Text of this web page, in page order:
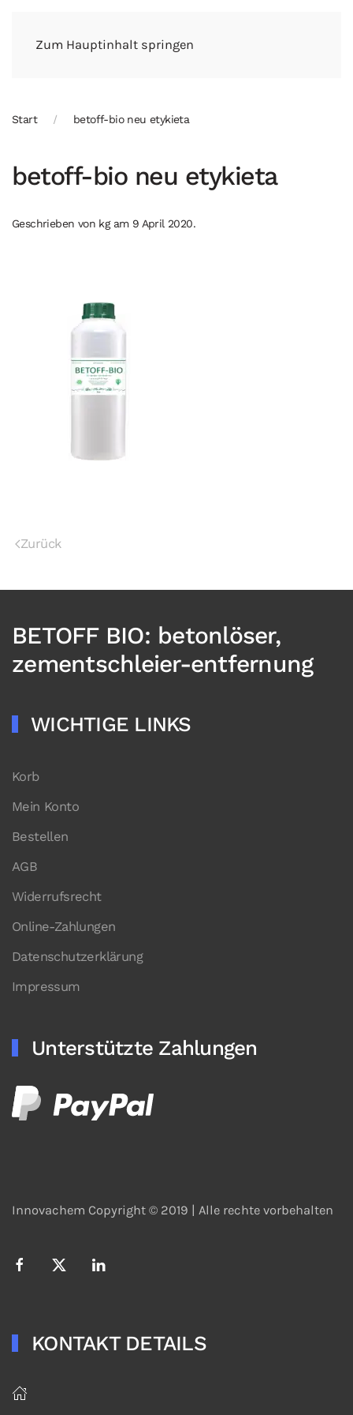
Zum Hauptinhalt springen
Start betoff-bio neu etykieta
betoff-bio neu etykieta
Geschrieben von kgam 9 April 2020.
Zurück
BETOFF BIO: betonlöser,
zementschleier-entfernung
WICHTIGE LINKS
Korb
Mein Konto
Bestellen
AGB
Widerrufsrecht
Online-Zahlungen
Datenschutzerklärung
Impressum
Unterstützte Zahlungen
Innovachem Copyright © 2019 | Alle rechte vorbehalten
KONTAKT DETAILS